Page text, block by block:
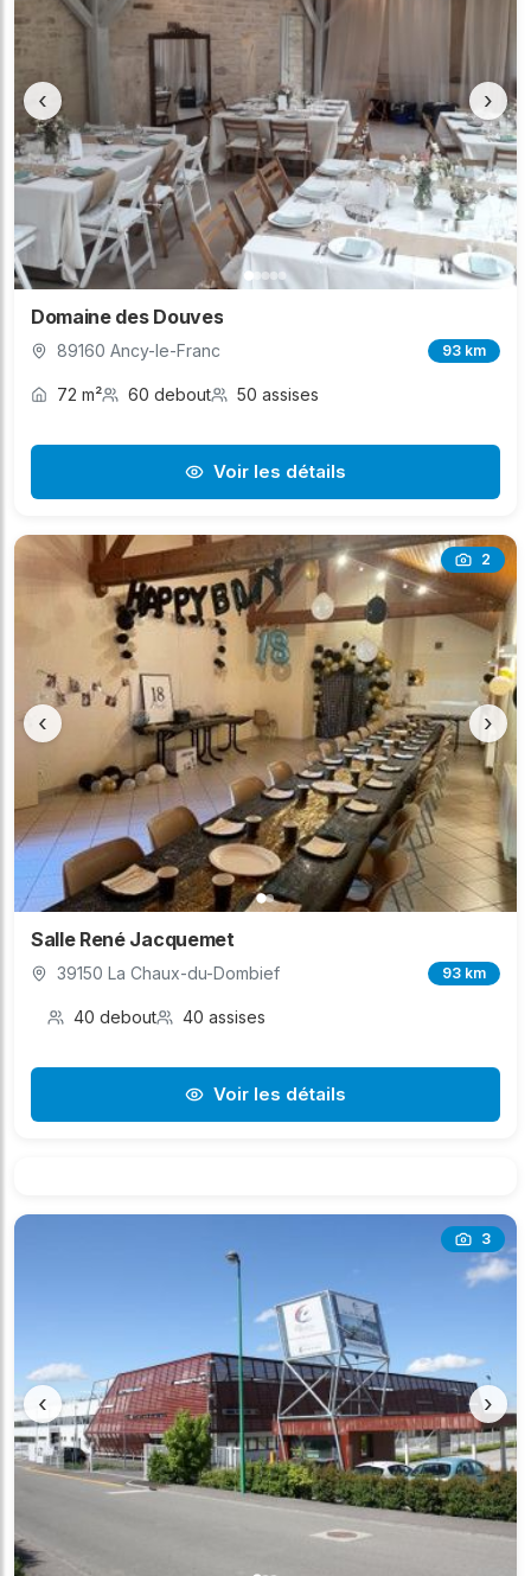
‹ ›
Domaine des Douves
89160 Ancy-le-Franc 93 km
72 m² 60 debout 50 assises
Voir les détails
2
‹ ›
Salle René Jacquemet
39150 La Chaux-du-Dombief 93 km
40 debout 40 assises
Voir les détails
3
‹ ›